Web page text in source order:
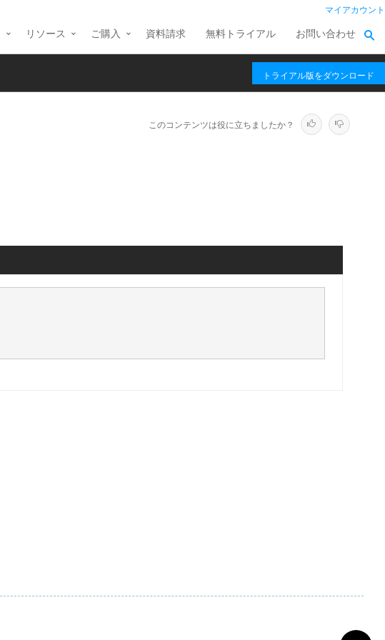
マイアカウント
リソース ご購入 資料請求 無料トライアル お問い合わせ
トライアル版をダウンロード
このコンテンツは役に立ちましたか？